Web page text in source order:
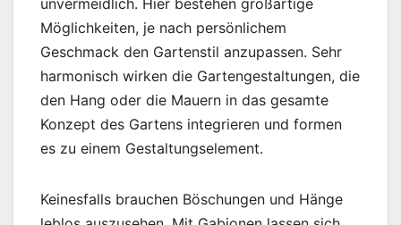
unvermeidlich. Hier bestehen großartige
Möglichkeiten, je nach persönlichem
Geschmack den Gartenstil anzupassen. Sehr
harmonisch wirken die Gartengestaltungen, die
den Hang oder die Mauern in das gesamte
Konzept des Gartens integrieren und formen
es zu einem Gestaltungselement.
Keinesfalls brauchen Böschungen und Hänge